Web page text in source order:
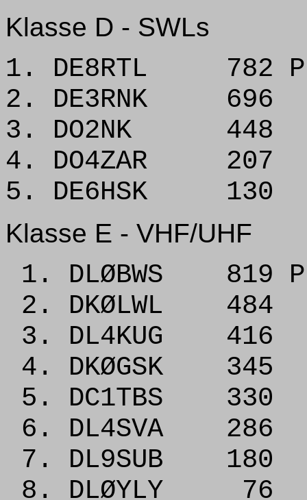
Klasse D - SWLs
1. DE8RTL 782
2. DE3RNK 696
3. DO2NK 448
4. DO4ZAR 207
5. DE6HSK 130
Klasse E - VHF/UHF
1. DLØBWS 819
2. DKØLWL 484
3. DL4KUG 416
4. DKØGSK 345
5. DC1TBS 330
6. DL4SVA 286
7. DL9SUB 180
8. DLØYLY 76